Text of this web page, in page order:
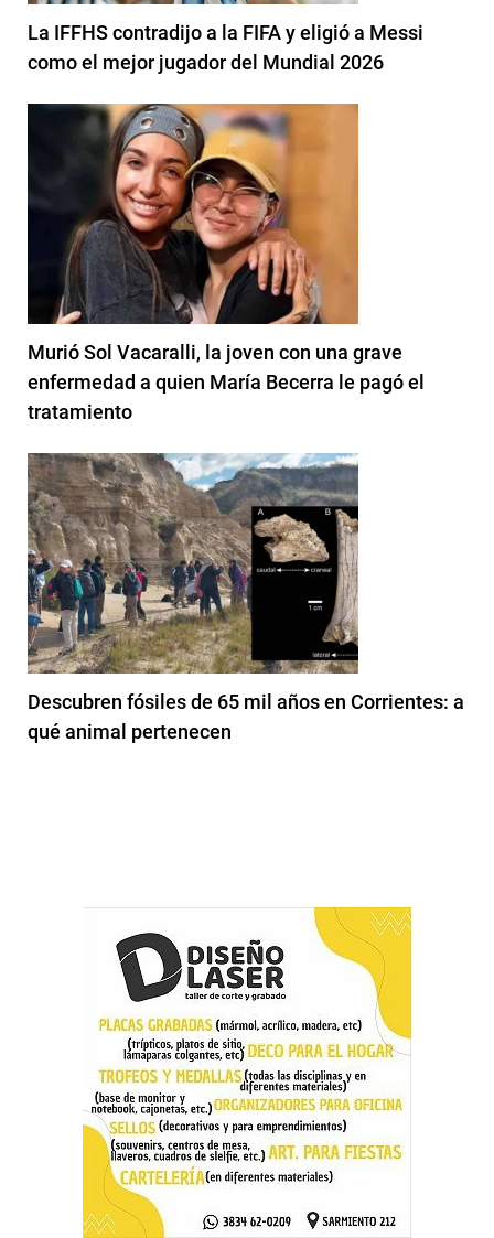
La IFFHS contradijo a la FIFA y eligió a Messi
como el mejor jugador del Mundial 2026
Murió Sol Vacaralli, la joven con una grave
enfermedad a quien María Becerra le pagó el
tratamiento
Descubren fósiles de 65 mil años en Corrientes: a
qué animal pertenecen